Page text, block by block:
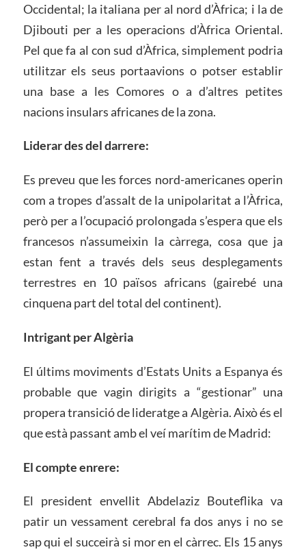
Occidental; la italiana per al nord d’Àfrica; i la de
Djibouti per a les operacions d’Àfrica Oriental.
Pel que fa al con sud d’Àfrica, simplement podria
utilitzar els seus portaavions o potser establir
una base a les Comores o a d’altres petites
nacions insulars africanes de la zona.
Liderar des del darrere:
Es preveu que les forces nord-americanes operin
com a tropes d’assalt de la unipolaritat a l’Àfrica,
però per a l’ocupació prolongada s’espera que els
francesos n’assumeixin la càrrega, cosa que ja
estan fent a través dels seus desplegaments
terrestres en 10 països africans (gairebé una
cinquena part del total del continent).
Intrigant per Algèria
El últims moviments d’Estats Units a Espanya és
probable que vagin dirigits a “gestionar” una
propera transició de lideratge a Algèria. Això és el
que està passant amb el veí marítim de Madrid:
El compte enrere:
El president envellit Abdelaziz Bouteflika va
patir un vessament cerebral fa dos anys i no se
sap qui el succeirà si mor en el càrrec. Els 15 anys